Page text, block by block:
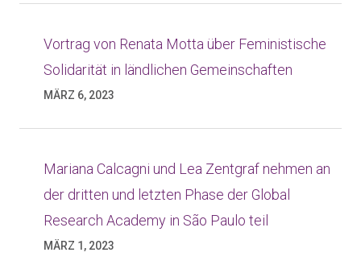
Vortrag von Renata Motta über Feministische
Solidarität in ländlichen Gemeinschaften
MÄRZ 6, 2023
Mariana Calcagni und Lea Zentgraf nehmen an
der dritten und letzten Phase der Global
Research Academy in São Paulo teil
MÄRZ 1, 2023